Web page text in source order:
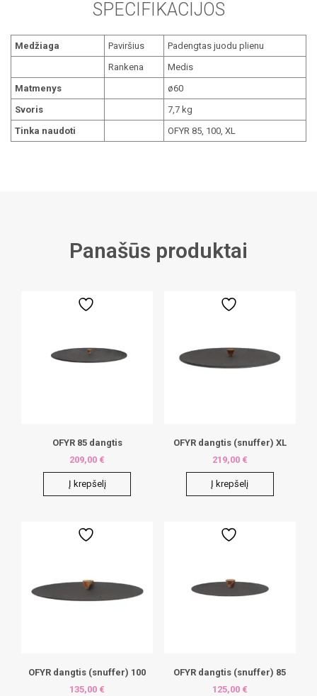
SPECIFIKACIJOS
Medžiaga Paviršius
Padengtas juodu plienu
Rankena
Medis
Matmenys
ø60
Svoris
7,7 kg
Tinka naudoti
OFYR 85, 100, XL
Panašūs produktai
OFYR 85 dangtis
209,00 €
Į krepšelį
OFYR dangtis (snuffer) XL
219,00 €
Į krepšelį
OFYR dangtis (snuffer) 100
135,00 €
OFYR dangtis (snuffer) 85
125,00 €